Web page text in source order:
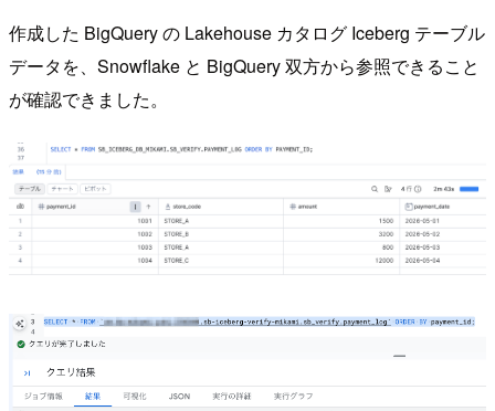
作成した BigQuery の Lakehouse カタログ Iceberg テーブル
データを、Snowflake と BigQuery 双方から参照できること
が確認できました。